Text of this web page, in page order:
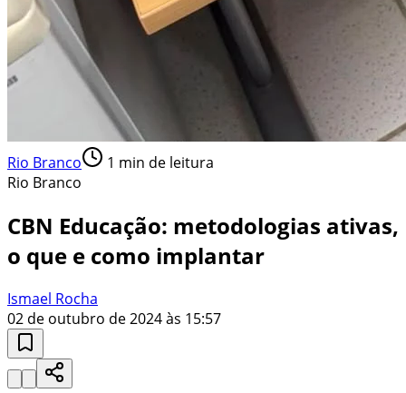
Rio Branco 1 min de leitura
Rio Branco
CBN Educação: metodologias ativas,
o que e como implantar
Ismael Rocha
02 de outubro de 2024 às 15:57